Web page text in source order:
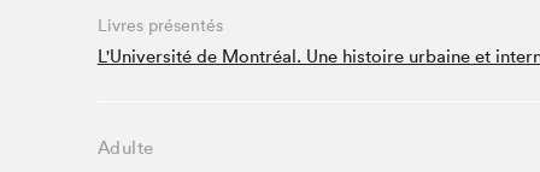
Café La Presse
Espace Côte-des-Neiges
La lecture en cadeau
Livres présentés
L'Université de Montréal. Une histoire urbaine et
Adulte